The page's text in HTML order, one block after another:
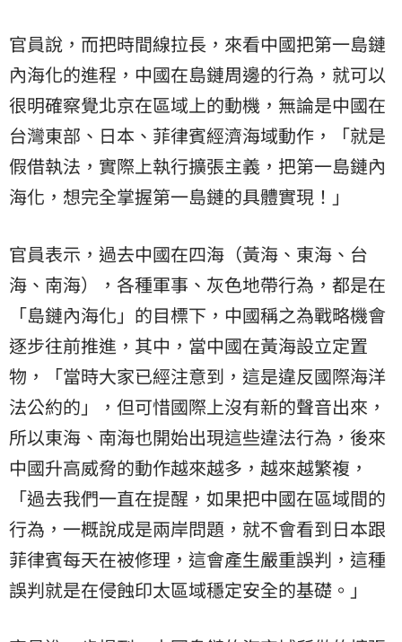
官員說，而把時間線拉長，來看中國把第一島鏈
內海化的進程，中國在島鏈周邊的行為，就可以
很明確察覺北京在區域上的動機，無論是中國在
台灣東部、日本、菲律賓經濟海域動作，「就是
假借執法，實際上執行擴張主義，把第一島鏈內
海化，想完全掌握第一島鏈的具體實現！」
官員表示，過去中國在四海（黃海、東海、台
海、南海），各種軍事、灰色地帶行為，都是在
「島鏈內海化」的目標下，中國稱之為戰略機會
逐步往前推進，其中，當中國在黃海設立定置
物，「當時大家已經注意到，這是違反國際海洋
法公約的」，但可惜國際上沒有新的聲音出來，
所以東海、南海也開始出現這些違法行為，後來
中國升高威脅的動作越來越多，越來越繁複，
「過去我們一直在提醒，如果把中國在區域間的
行為，一概說成是兩岸問題，就不會看到日本跟
菲律賓每天在被修理，這會產生嚴重誤判，這種
誤判就是在侵蝕印太區域穩定安全的基礎。」